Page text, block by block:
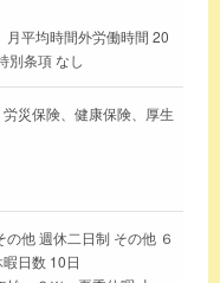
月平均時間外労働時間 20
別条項 なし
災保険、健康保険、厚生
他 週休二日制 その他 ６
日数 10日